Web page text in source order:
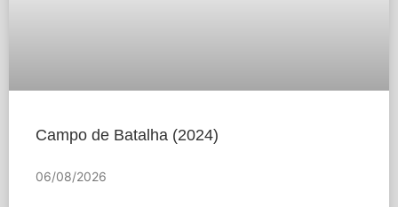
Campo de Batalha (2024)
06/08/2026